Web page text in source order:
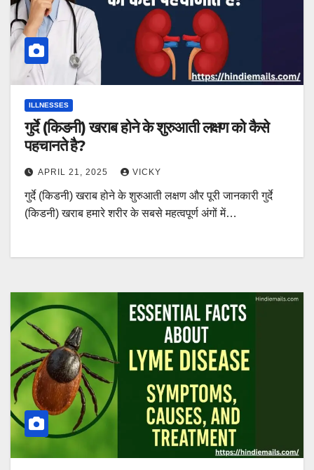
ILLNESSES
गुर्दे (किडनी) खराब होने के शुरुआती लक्षण को कैसे
पहचानते है?
APRIL 21, 2025 VICKY
गुर्दे (किडनी) खराब होने के शुरुआती लक्षण और पूरी जानकारी गुर्दे
(किडनी) खराब हमारे शरीर के सबसे महत्वपूर्ण अंगों में…